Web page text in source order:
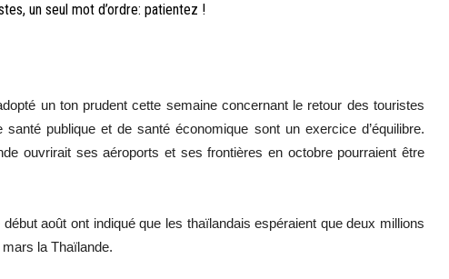
un seul mot d’ordre: patientez !
un ton prudent cette semaine concernant le retour des touristes
publique et de santé économique sont un exercice d’équilibre.
ouvrirait ses aéroports et ses frontières en octobre pourraient être
août ont indiqué que les thaïlandais espéraient que deux millions
la Thaïlande.